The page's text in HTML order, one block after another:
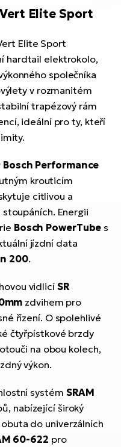
Vert Elite Sport
Elite Sport
hardtail elektrokolo,
společníka
v rozmanitém
trapézový rám
ideální pro ty, kteří
Bosch Performance
krouticím
citlivou a
Energii
Bosch PowerTube s
jízdní data
200.
vidlicí SR
zdvihem pro
řízení. O spolehlivé
čtyřpístkové brzdy
na obou kolech,
výkon.
systém SRAM
nabízející široký
obuta do univerzálních
60-622 pro